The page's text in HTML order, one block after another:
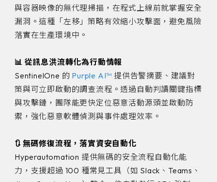
與容器映像的無代理掃描，在程式上線前就掌握安全
漏洞。這種「左移」策略有效縮小攻擊面，避免風險
落實在生產環境中。
📊 從訊息洪流轉化為行動情報
SentinelOne 的 Purple AI™ 提供告警摘要、建議對
策與可立即啟動的調查流程。透過自動判讀關鍵指標
與攻擊鏈，團隊能更快定位惡意活動源頭並啟動防
禦，強化惡意軟體偵測與事件處理效率。
🔃 無碼修復流程，落實資安自動化
Hyperautomation 提供無碼的安全流程自動化能
力，支援超過 100 種常見工具（如 Slack、Teams、